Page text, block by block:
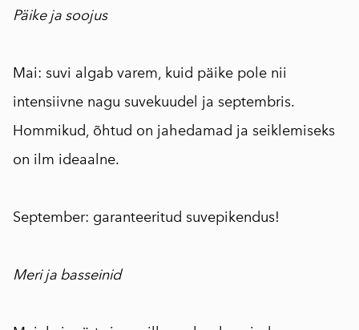
Päike ja soojus
Mai: suvi algab varem, kuid päike pole nii
intensiivne nagu suvekuudel ja septembris.
Hommikud, õhtud on jahedamad ja seiklemiseks
on ilm ideaalne.
September: garanteeritud suvepikendus!
Meri ja basseinid